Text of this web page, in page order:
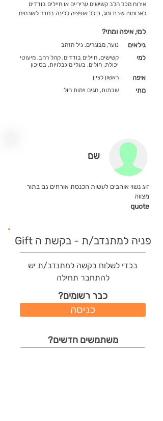
אירוח מכל הלב קשישים עריריים או חיילים בודדים
לארוחות שבת וחג, כולל אופציה ללינה בחדר לאורחים
למי, איפה ומתי?
נוער, מבוגרים, גיל הזהב גילאים
קשישים, חיילים בודדים, קהל רחב, מיעוטי
יכולת, חולים, בעלי מוגבלויות, בסיכון
למי
ראשון לציון איפה
שבתות, חגים וימות חול מתי
שם
זוג נשוי אוהבים לעשות הכנסת אורחים גם בתור
מצווה
quote
פניה למתנדב/ת - בקשת ה Gift
בכדי לשלוח בקשה למתנדב/ת יש
להתחבר תחילה
כבר רשומים?
כניסה
משתמשים חדשים?